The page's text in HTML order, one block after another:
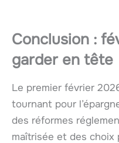
Conclusion :
garder en tête
Le premier février
tournant pour
des réformes
maîtrisée et des choix